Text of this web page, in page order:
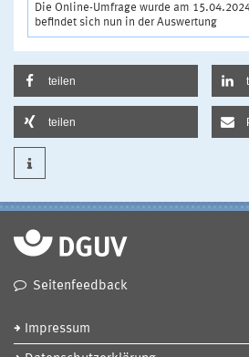
Die Online-Umfrage wurde am
befindet sich nun in der Auswertung
teilen
teilen
Seitenfeedback
Impressum